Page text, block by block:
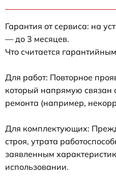
Гарантия от сервиса: на
— до 3 месяцев.
Что считается
Для работ: Повторное
который напрямую связан
ремонта (например,
Для комплектующих:
строя, утрата
заявленным
использовании.